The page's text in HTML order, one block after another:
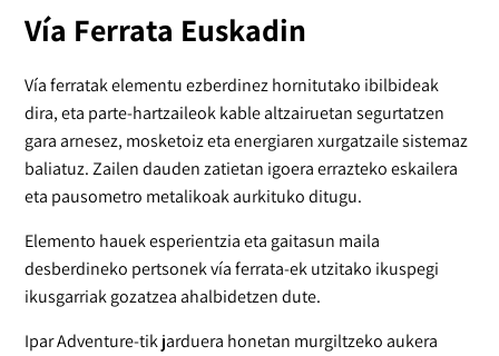
Vía Ferrata Euskadin
Vía ferratak elementu ezberdinez hornitutako ibilbideak
dira, eta parte-hartzaileok kable altzairuetan segurtatzen
gara arnesez, mosketoiz eta energiaren xurgatzaile sistemaz
baliatuz. Zailen dauden zatietan igoera errazteko eskailera
eta pausometro metalikoak aurkituko ditugu.
Elemento hauek esperientzia eta gaitasun maila
desberdineko pertsonek vía ferrata-ek utzitako ikuspegi
ikusgarriak gozatzea ahalbidetzen dute.
Ipar Adventure-tik jarduera honetan murgiltzeko aukera